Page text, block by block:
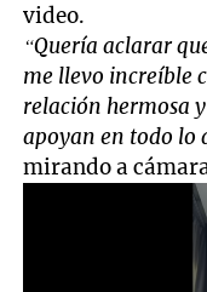
video.
“Quería aclarar
me llevo increíble
relación hermosa
apoyan en todo lo
mirando a